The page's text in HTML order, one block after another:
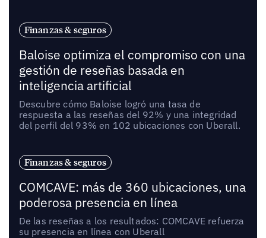
Finanzas & seguros
Baloise optimiza el compromiso con una
gestión de reseñas basada en
inteligencia artificial
Descubre cómo Baloise logró una tasa de
respuesta a las reseñas del 92% y una integridad
del perfil del 93% en 102 ubicaciones con Uberall.
Finanzas & seguros
COMCAVE: más de 360 ubicaciones, una
poderosa presencia en línea
De las reseñas a los resultados: COMCAVE refuerza
su presencia en línea con Uberall